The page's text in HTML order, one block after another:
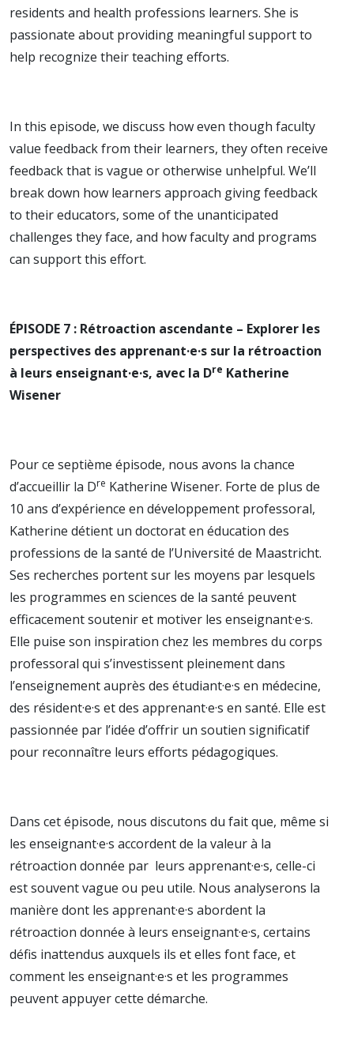
residents and health professions learners. She is
passionate about providing meaningful support to
help recognize their teaching efforts.
In this episode, we discuss how even though faculty
value feedback from their learners, they often receive
feedback that is vague or otherwise unhelpful. We’ll
break down how learners approach giving feedback
to their educators, some of the unanticipated
challenges they face, and how faculty and programs
can support this effort.
ÉPISODE 7 : Rétroaction ascendante – Explorer les
perspectives des apprenant·e·s sur la rétroaction
à leurs enseignant·e·s, avec la Dre Katherine
Wisener
Pour ce septième épisode, nous avons la chance
d’accueillir la Dre Katherine Wisener. Forte de plus de
10 ans d’expérience en développement professoral,
Katherine détient un doctorat en éducation des
professions de la santé de l’Université de Maastricht.
Ses recherches portent sur les moyens par lesquels
les programmes en sciences de la santé peuvent
efficacement soutenir et motiver les enseignant·e·s.
Elle puise son inspiration chez les membres du corps
professoral qui s’investissent pleinement dans
l’enseignement auprès des étudiant·e·s en médecine,
des résident·e·s et des apprenant·e·s en santé. Elle est
passionnée par l’idée d’offrir un soutien significatif
pour reconnaître leurs efforts pédagogiques.
Dans cet épisode, nous discutons du fait que, même si
les enseignant·e·s accordent de la valeur à la
rétroaction donnée par leurs apprenant·e·s, celle-ci
est souvent vague ou peu utile. Nous analyserons la
manière dont les apprenant·e·s abordent la
rétroaction donnée à leurs enseignant·e·s, certains
défis inattendus auxquels ils et elles font face, et
comment les enseignant·e·s et les programmes
peuvent appuyer cette démarche.